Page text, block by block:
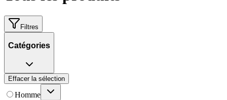
Filtres
Catégories
Effacer la sélection
Homme